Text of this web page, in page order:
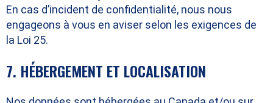
En cas d’incident de confidentialité, nous nous
engageons à vous en aviser selon les exigences de
la Loi 25.
7. HÉBERGEMENT ET LOCALISATION